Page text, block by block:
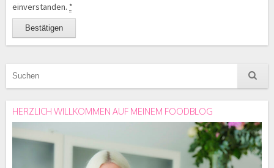
einverstanden. *
HERZLICH WILLKOMMEN AUF MEINEM FOODBLOG